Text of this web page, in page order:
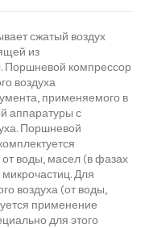
сжатый воздух
из
Поршневой компрессор
воздуха
применяемого в
аппаратуры с
Поршневой
от воды, масел (в фазах
Для
воздуха (от воды,
применение
для этого